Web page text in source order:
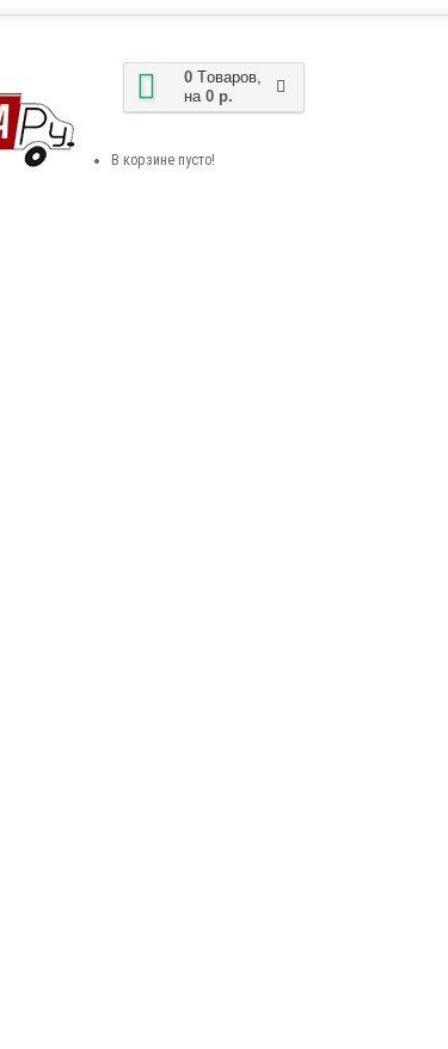
0 Tоваров,
на 0 р.
В корзине пусто!